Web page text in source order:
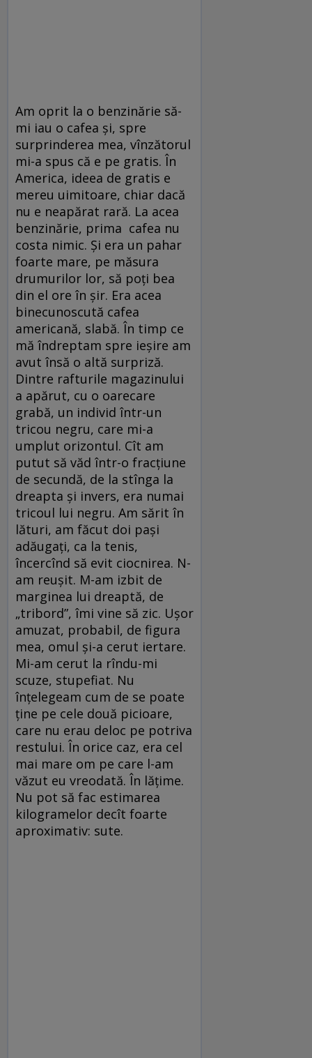
Am oprit la o benzinărie să-
mi iau o cafea și, spre
surprinderea mea, vînzătorul
mi-a spus că e pe gratis. În
America, ideea de gratis e
mereu uimitoare, chiar dacă
nu e neapărat rară. La acea
benzinărie, prima cafea nu
costa nimic. Și era un pahar
foarte mare, pe măsura
drumurilor lor, să poți bea
din el ore în șir. Era acea
binecunoscută cafea
americană, slabă. În timp ce
mă îndreptam spre ieșire am
avut însă o altă surpriză.
Dintre rafturile magazinului
a apărut, cu o oarecare
grabă, un individ într-un
tricou negru, care mi-a
umplut orizontul. Cît am
putut să văd într-o fracțiune
de secundă, de la stînga la
dreapta și invers, era numai
tricoul lui negru. Am sărit în
lături, am făcut doi pași
adăugați, ca la tenis,
încercînd să evit ciocnirea. N-
am reușit. M-am izbit de
marginea lui dreaptă, de
„tribord”, îmi vine să zic. Ușor
amuzat, probabil, de figura
mea, omul și-a cerut iertare.
Mi-am cerut la rîndu-mi
scuze, stupefiat. Nu
înțelegeam cum de se poate
ține pe cele două picioare,
care nu erau deloc pe potriva
restului. În orice caz, era cel
mai mare om pe care l-am
văzut eu vreodată. În lățime.
Nu pot să fac estimarea
kilogramelor decît foarte
aproximativ: sute.